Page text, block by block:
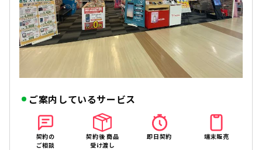
ご案内しているサービス
契約の
ご相談
契約後 商品
受け渡し
即日契約 端末販売